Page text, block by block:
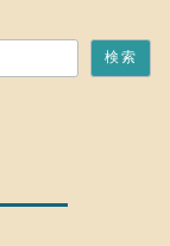
検索